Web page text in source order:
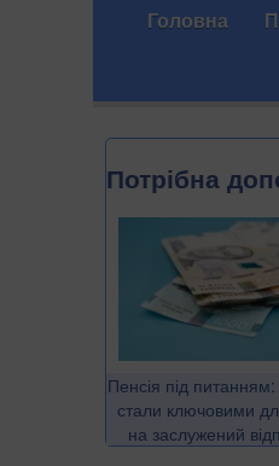
Головна
Потрібна
Пенсія під
стали ключовими
на заслужений